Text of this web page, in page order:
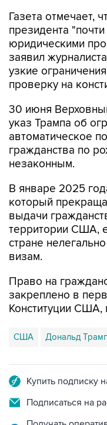
Газета отмечает,
президента
юридическими
заявил
узкие
проверку на
30 июня
указ Трампа об
автоматическое
гражданства по
незаконным.
В январе 2025
который
выдачи
территории США,
стране
визам.
Право на
закреплено в
Конституции США,
США Дональд
Купить подписку
Подписаться на